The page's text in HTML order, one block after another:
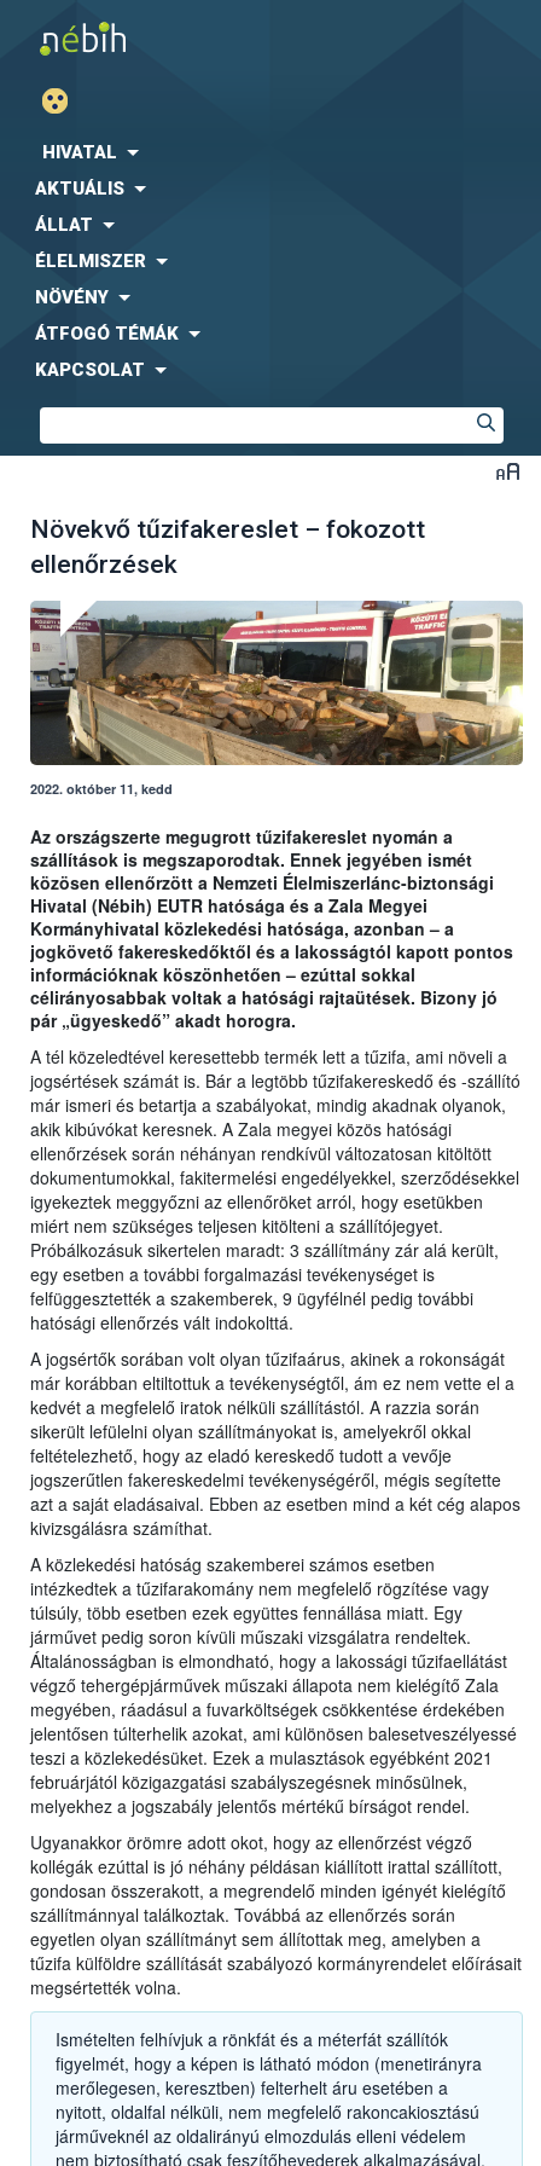
HIVATAL
AKTUÁLIS
ÁLLAT
ÉLELMISZER
NÖVÉNY
ÁTFOGÓ TÉMÁK
KAPCSOLAT
Növekvő tűzifakereslet – fokozott
ellenőrzések
2022. október 11, kedd
Az országszerte megugrott tűzifakereslet nyomán a
szállítások is megszaporodtak. Ennek jegyében ismét
közösen ellenőrzött a Nemzeti Élelmiszerlánc-biztonsági
Hivatal (Nébih) EUTR hatósága és a Zala Megyei
Kormányhivatal közlekedési hatósága, azonban – a
jogkövető fakereskedőktől és a lakosságtól kapott pontos
információknak köszönhetően – ezúttal sokkal
célirányosabbak voltak a hatósági rajtaütések. Bizony jó
pár „ügyeskedő” akadt horogra.
A tél közeledtével keresettebb termék lett a tűzifa, ami növeli a
jogsértések számát is. Bár a legtöbb tűzifakereskedő és -szállító
már ismeri és betartja a szabályokat, mindig akadnak olyanok,
akik kibúvókat keresnek. A Zala megyei közös hatósági
ellenőrzések során néhányan rendkívül változatosan kitöltött
dokumentumokkal, fakitermelési engedélyekkel, szerződésekkel
igyekeztek meggyőzni az ellenőröket arról, hogy esetükben
miért nem szükséges teljesen kitölteni a szállítójegyet.
Próbálkozásuk sikertelen maradt: 3 szállítmány zár alá került,
egy esetben a további forgalmazási tevékenységet is
felfüggesztették a szakemberek, 9 ügyfélnél pedig további
hatósági ellenőrzés vált indokolttá.
A jogsértők sorában volt olyan tűzifaárus, akinek a rokonságát
már korábban eltiltottuk a tevékenységtől, ám ez nem vette el a
kedvét a megfelelő iratok nélküli szállítástól. A razzia során
sikerült lefülelni olyan szállítmányokat is, amelyekről okkal
feltételezhető, hogy az eladó kereskedő tudott a vevője
jogszerűtlen fakereskedelmi tevékenységéről, mégis segítette
azt a saját eladásaival. Ebben az esetben mind a két cég alapos
kivizsgálásra számíthat.
A közlekedési hatóság szakemberei számos esetben
intézkedtek a tűzifarakomány nem megfelelő rögzítése vagy
túlsúly, több esetben ezek együttes fennállása miatt. Egy
járművet pedig soron kívüli műszaki vizsgálatra rendeltek.
Általánosságban is elmondható, hogy a lakossági tűzifaellátást
végző tehergépjárművek műszaki állapota nem kielégítő Zala
megyében, ráadásul a fuvarköltségek csökkentése érdekében
jelentősen túlterhelik azokat, ami különösen balesetveszélyessé
teszi a közlekedésüket. Ezek a mulasztások egyébként 2021
februárjától közigazgatási szabályszegésnek minősülnek,
melyekhez a jogszabály jelentős mértékű bírságot rendel.
Ugyanakkor örömre adott okot, hogy az ellenőrzést végző
kollégák ezúttal is jó néhány példásan kiállított irattal szállított,
gondosan összerakott, a megrendelő minden igényét kielégítő
szállítmánnyal találkoztak. Továbbá az ellenőrzés során
egyetlen olyan szállítmányt sem állítottak meg, amelyben a
tűzifa külföldre szállítását szabályozó kormányrendelet előírásait
megsértették volna.
Ismételten felhívjuk a rönkfát és a méterfát szállítók
figyelmét, hogy a képen is látható módon (menetirányra
merőlegesen, keresztben) felterhelt áru esetében a
nyitott, oldalfal nélküli, nem megfelelő rakoncakiosztású
járműveknél az oldalirányú elmozdulás elleni védelem
nem biztosítható csak feszítőhevederek alkalmazásával.